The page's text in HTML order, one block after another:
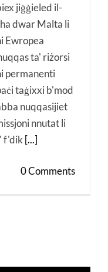
jiġġieled il-
dwar Malta li
Ewropea
ta' riżorsi
permanenti
taġixxi b'mod
nuqqasijiet
nnutat li
f'dik [...]
0 Comments